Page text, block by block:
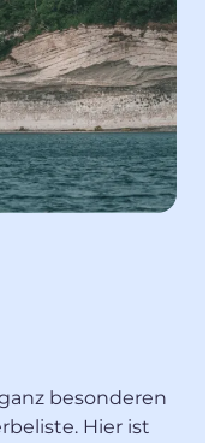
besonderen
Hier ist